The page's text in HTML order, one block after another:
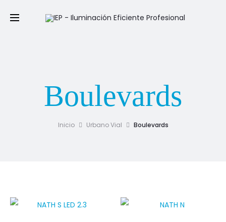
Boulevards
Inicio Urbano Vial Boulevards